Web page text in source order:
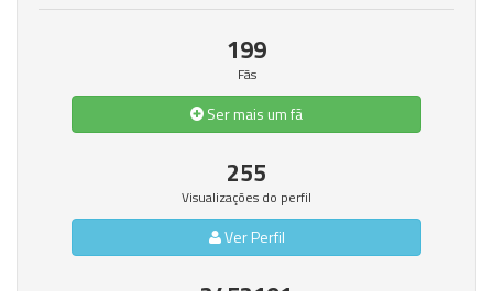
199
Fãs
Ser mais um fã
255
Visualizações do perfil
Ver Perfil